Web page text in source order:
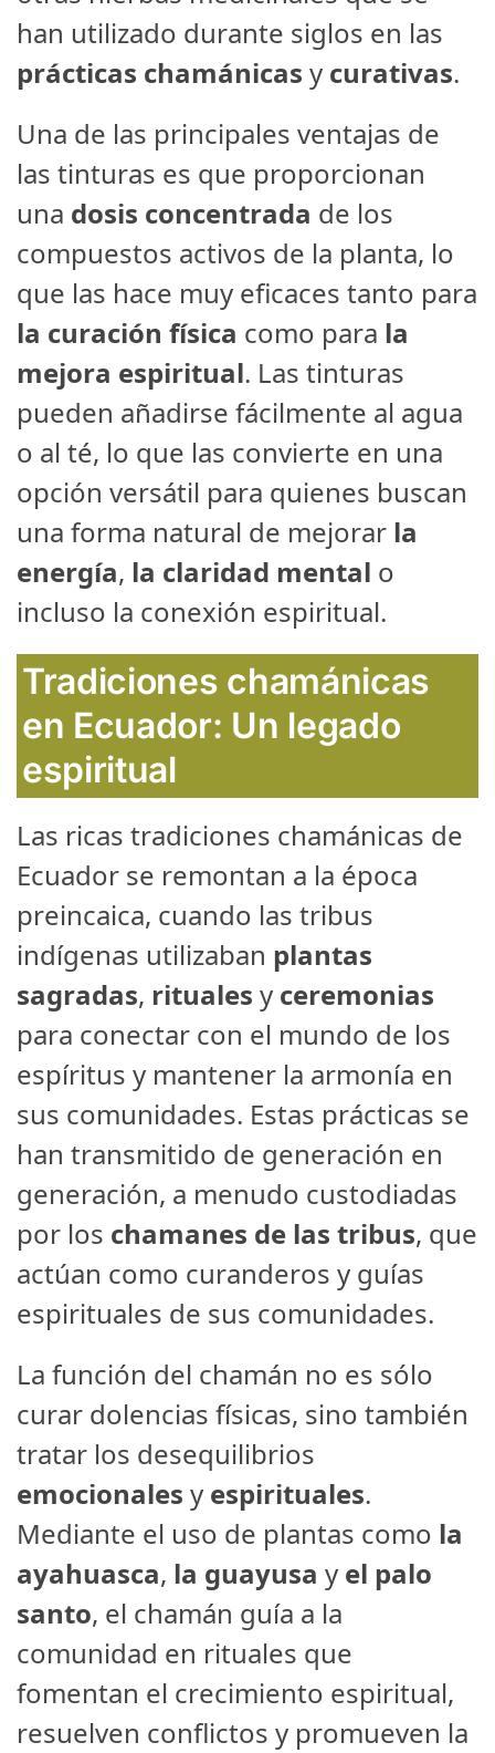
han utilizado durante siglos en las
prácticas chamánicas y curativas.
Una de las principales ventajas de
las tinturas es que proporcionan
una dosis concentrada de los
compuestos activos de la planta, lo
que las hace muy eficaces tanto para
la curación física como para la
mejora espiritual. Las tinturas
pueden añadirse fácilmente al agua
o al té, lo que las convierte en una
opción versátil para quienes buscan
una forma natural de mejorar la
energía, la claridad mental o
incluso la conexión espiritual.
Tradiciones chamánicas
en Ecuador: Un legado
espiritual
Las ricas tradiciones chamánicas de
Ecuador se remontan a la época
preincaica, cuando las tribus
indígenas utilizaban plantas
sagradas, rituales y ceremonias
para conectar con el mundo de los
espíritus y mantener la armonía en
sus comunidades. Estas prácticas se
han transmitido de generación en
generación, a menudo custodiadas
por los chamanes de las tribus, que
actúan como curanderos y guías
espirituales de sus comunidades.
La función del chamán no es sólo
curar dolencias físicas, sino también
tratar los desequilibrios
emocionales y espirituales.
Mediante el uso de plantas como la
ayahuasca, la guayusa y el palo
santo, el chamán guía a la
comunidad en rituales que
fomentan el crecimiento espiritual,
resuelven conflictos y promueven la